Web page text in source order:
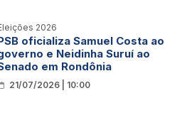
2026
oficializa Samuel Costa ao
e Neidinha Suruí ao
em Rondônia
21/07/2026 | 10:00